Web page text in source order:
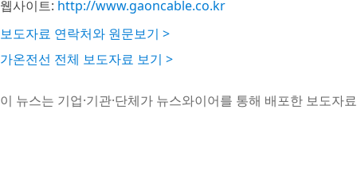
웹사이트: http://www.gaoncable.co.kr
보도자료 연락처와 원문보기 >
가온전선 전체 보도자료 보기 >
이 뉴스는 기업·기관·단체가 뉴스와이어를 통해 배포한 보도자